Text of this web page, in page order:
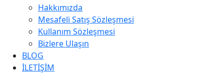
Hakkımızda
Mesafeli Satış Sözleşmesi
Kullanım Sözleşmesi
Bizlere Ulaşın
BLOG
İLETİŞİM